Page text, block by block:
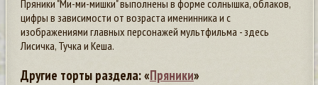
Пряники "Ми-ми-мишки" выполнены в форме солнышка, облаков,
цифры в зависимости от возраста именинника и с
изображениями главных персонажей мультфильма - здесь
Лисичка, Тучка и Кеша.
Другие торты раздела: «Пряники»